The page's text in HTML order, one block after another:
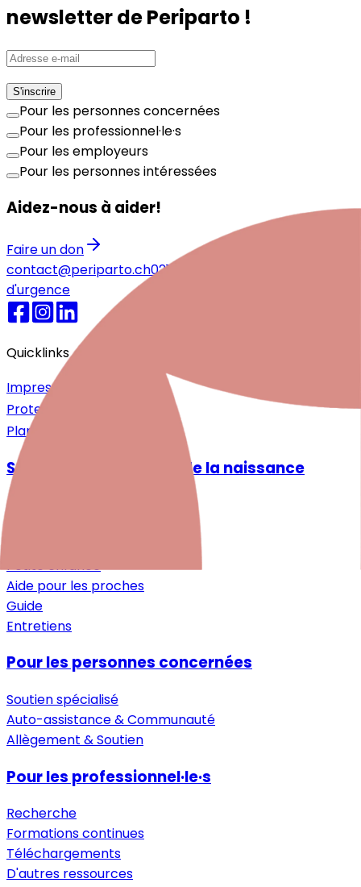
newsletter de Periparto !
S'inscrire
Pour les personnes concernées
Pour les professionnel·le·s
Pour les employeurs
Pour les personnes intéressées
Aidez-nous à aider!
Faire un don
contact@periparto.ch021 525 77 51
d'urgence
Quicklinks
Impressum
Protection des données
Plan du site
Santé mentale autour de la naissance
Désir d'enfant
Petite enfance
Aide pour les proches
Guide
Entretiens
Pour les personnes concernées
Soutien spécialisé
Auto-assistance & Communauté
Allègement & Soutien
Pour les professionnel·le·s
Recherche
Formations continues
Téléchargements
D'autres ressources